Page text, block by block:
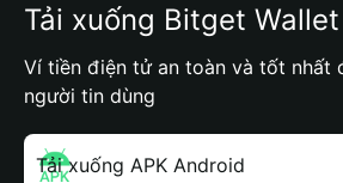
Tải xuống Bitget
Ví tiền điện tử an toàn và tốt nhất
người tin dùng
Tải xuống APK Android